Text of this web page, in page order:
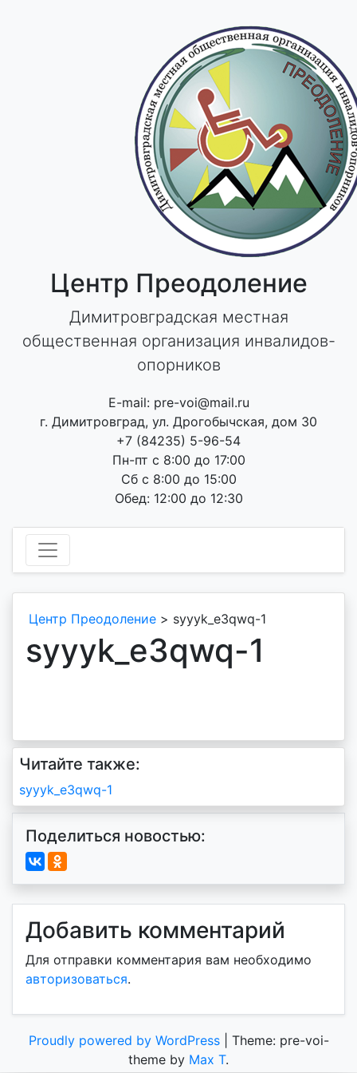
Центр Преодоление
Димитровградская местная
общественная организация инвалидов-
опорников
E-mail: pre-voi@mail.ru
г. Димитровград, ул. Дрогобычская, дом 30
+7 (84235) 5-96-54
Пн-пт с 8:00 до 17:00
Сб с 8:00 до 15:00
Обед: 12:00 до 12:30
Центр Преодоление > syyyk_e3qwq-1
syyyk_e3qwq-1
Читайте также:
Навигация
по
записям
syyyk_e3qwq-1
Поделиться новостью:
Добавить комментарий
Для отправки комментария вам необходимо
авторизоваться.
Proudly powered by WordPress
Theme: pre-voi-
theme by Max T.